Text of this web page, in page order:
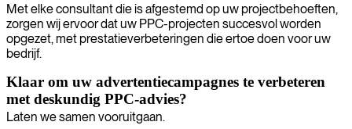
Met elke consultant die is afgestemd op uw projectbehoeften,
zorgen wij ervoor dat uw PPC-projecten succesvol worden
opgezet, met prestatieverbeteringen die ertoe doen voor uw
bedrijf.
Klaar om uw advertentiecampagnes te verbeteren
met deskundig PPC-advies?
Laten we samen vooruitgaan.